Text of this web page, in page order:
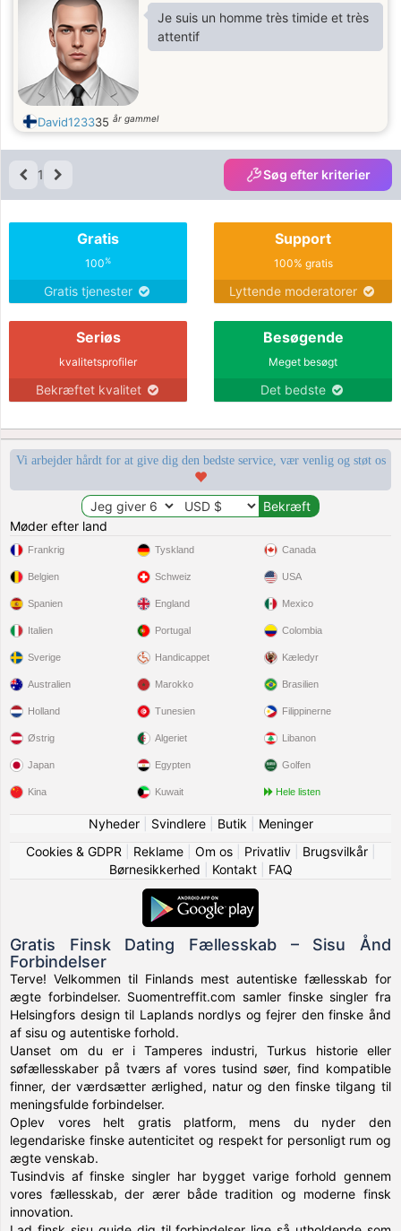
Je suis un homme très timide et très
attentif
David123335 år gammel
1 Søg efter kriterier
Gratis
100%
Gratis tjenester
Support
100% gratis
Lyttende moderatorer
Seriøs
kvalitetsprofiler
Bekræftet kvalitet
Besøgende
Meget besøgt
Det bedste
Vi arbejder hårdt for at give dig den bedste service, vær venlig og støt os
Møder efter land
Frankrig
Belgien
Spanien
Italien
Sverige
Tyskland
Schweiz
England
Portugal
Handicappet
Canada
USA
Mexico
Colombia
Kæledyr
Australien
Holland
Østrig
Japan
Kina
Marokko
Tunesien
Algeriet
Egypten
Kuwait
Brasilien
Filippinerne
Libanon
Golfen
Hele listen
Nyheder| Svindlere| Butik
Meninger
Cookies & GDPR
Reklame| Om os| Privatliv| Brugsvilkår|
Børnesikkerhed
Kontakt| FAQ
Gratis Finsk Dating Fællesskab – Sisu Ånd
Forbindelser
Terve! Velkommen til Finlands mest autentiske fællesskab for
ægte forbindelser. Suomentreffit.com samler finske singler fra
Helsingfors design til Laplands nordlys og fejrer den finske ånd
af sisu og autentiske forhold.
Uanset om du er i Tamperes industri, Turkus historie eller
søfællesskaber på tværs af vores tusind søer, find kompatible
finner, der værdsætter ærlighed, natur og den finske tilgang til
meningsfulde forbindelser.
Oplev vores helt gratis platform, mens du nyder den
legendariske finske autenticitet og respekt for personligt rum og
ægte venskab.
Tusindvis af finske singler har bygget varige forhold gennem
vores fællesskab, der ærer både tradition og moderne finsk
innovation.